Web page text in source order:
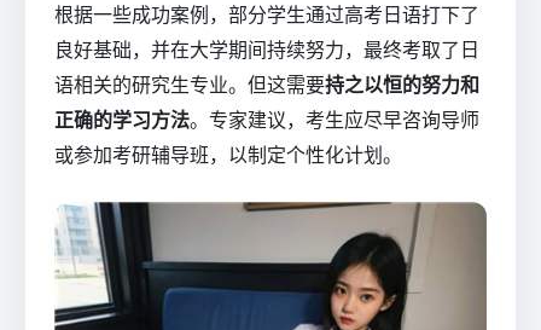
根据一些成功案例，部分学生通过高考日语打下了
良好基础，并在大学期间持续努力，最终考取了日
语相关的研究生专业。但这需要持之以恒的努力和
正确的学习方法。专家建议，考生应尽早咨询导师
或参加考研辅导班，以制定个性化计划。